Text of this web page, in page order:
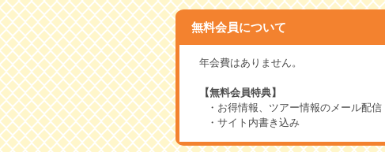
無料会員について
年会費はありません。
【無料会員特典】
・お得情報、ツアー情報のメール配信
・サイト内書き込み